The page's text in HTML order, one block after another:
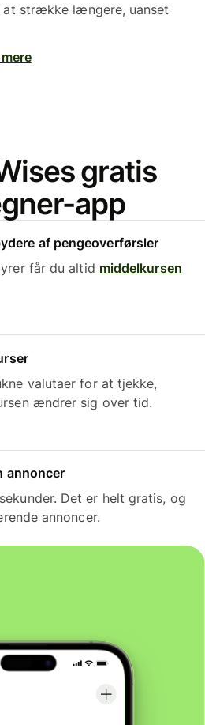
at strække længere, uanset
gratis
app
af pengeoverførsler
får du altid middelkursen
valutaer for at tjekke,
ændrer sig over tid.
annoncer
Det er helt gratis, og
annoncer.